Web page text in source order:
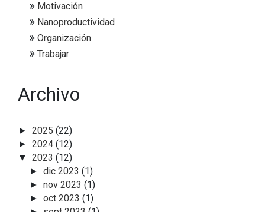
Motivación
Nanoproductividad
Organización
Trabajar
Archivo
► 2025 (22)
► 2024 (12)
▼ 2023 (12)
►dic 2023(1)
►nov 2023(1)
►oct 2023(1)